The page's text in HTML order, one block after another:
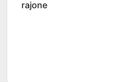
rajone